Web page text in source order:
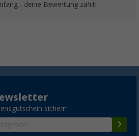
- deine Bewertung zählt!
sichern